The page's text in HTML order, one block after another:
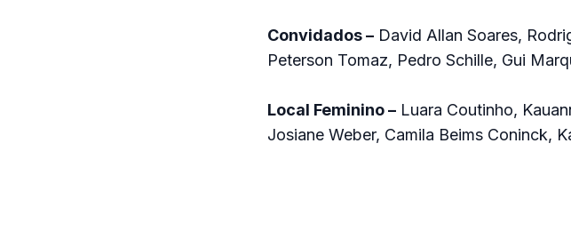
Convidados –David Allan Soares,
Peterson Tomaz, Pedro Schille, Gui
Local Feminino –Luara Coutinho,
Josiane Weber, Camila Beims Coninck,